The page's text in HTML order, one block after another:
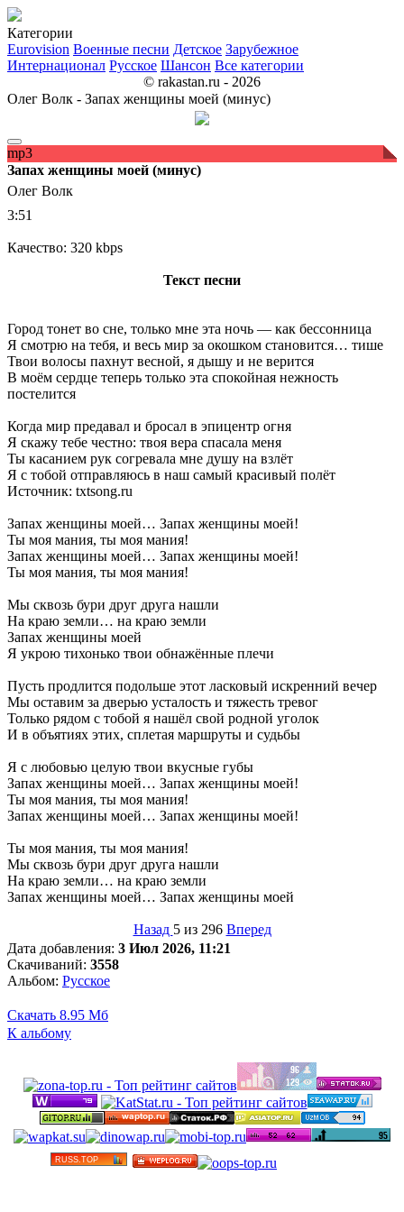
Категории
Eurovision Военные песни Детское Зарубежное
Интернационал Русское Шансон Все категории
© rakastan.ru - 2026
Олег Волк - Запах женщины моей (минус)
mp3
Запах женщины моей (минус)
Олег Волк
3:51
Качество: 320 kbps
Текст песни
Город тонет во сне, только мне эта ночь — как бессонница
Я смотрю на тебя, и весь мир за окошком становится… тише
Твои волосы пахнут весной, я дышу и не верится
В моём сердце теперь только эта спокойная нежность
постелится
Когда мир предавал и бросал в эпицентр огня
Я скажу тебе честно: твоя вера спасала меня
Ты касанием рук согревала мне душу на взлёт
Я с тобой отправляюсь в наш самый красивый полёт
Источник: txtsong.ru
Запах женщины моей… Запах женщины моей!
Ты моя мания, ты моя мания!
Запах женщины моей… Запах женщины моей!
Ты моя мания, ты моя мания!
Мы сквозь бури друг друга нашли
На краю земли… на краю земли
Запах женщины моей
Я укрою тихонько твои обнажённые плечи
Пусть продлится подольше этот ласковый искренний вечер
Мы оставим за дверью усталость и тяжесть тревог
Только рядом с тобой я нашёл свой родной уголок
И в объятиях этих, сплетая маршруты и судьбы
Я с любовью целую твои вкусные губы
Запах женщины моей… Запах женщины моей!
Ты моя мания, ты моя мания!
Запах женщины моей… Запах женщины моей!
Ты моя мания, ты моя мания!
Мы сквозь бури друг друга нашли
На краю земли… на краю земли
Запах женщины моей… Запах женщины моей
Назад 5 из 296 Вперед
Дата добавления: 3 Июл 2026, 11:21
Скачиваний: 3558
Альбом: Русское
Скачать 8.95 Мб
К альбому